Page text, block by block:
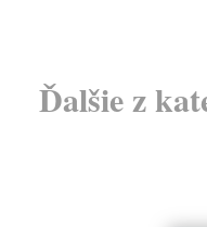
Ďalšie z